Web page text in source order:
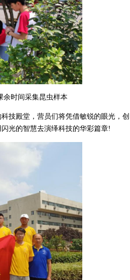
时间采集昆虫样本
殿堂，营员们将凭借敏锐的眼光，创
光的智慧去演绎科技的华彩篇章!